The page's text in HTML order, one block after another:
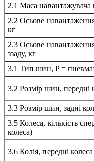
2.1 Маса навантажувача
2.2 Осьове
кг
2.3 Осьове
ззаду, кг
3.1 Тип шин, P =
3.2 Розмір шин, передні
3.3 Розмір шин, задні
3.5 Колеса, кількість
колеса)
3.6 Колія, передні